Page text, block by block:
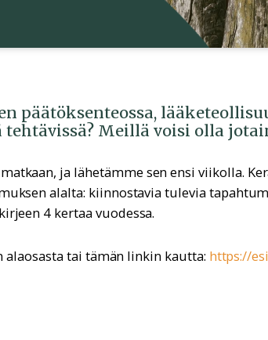
päätöksenteossa,
Meillä voisi olla
ja lähetämme sen ensi viikolla.
alalta: kiinnostavia tulevia
4 kertaa vuodessa.
tai tämän linkin kautta: https://